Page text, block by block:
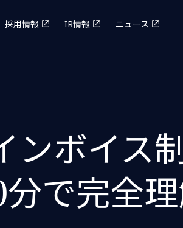
採用情報 IR情報 ニュース
ンボイス
で完全理